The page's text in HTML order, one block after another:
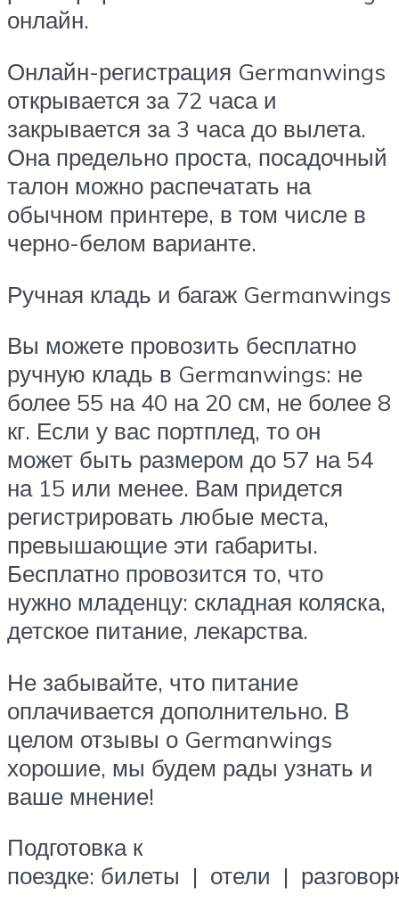
онлайн.
Онлайн-регистрация Germanwings
открывается за 72 часа и
закрывается за 3 часа до вылета.
Она предельно проста, посадочный
талон можно распечатать на
обычном принтере, в том числе в
черно-белом варианте.
Ручная кладь и багаж Germanwings
Вы можете провозить бесплатно
ручную кладь в Germanwings: не
более 55 на 40 на 20 см, не более 8
кг. Если у вас портплед, то он
может быть размером до 57 на 54
на 15 или менее. Вам придется
регистрировать любые места,
превышающие эти габариты.
Бесплатно провозится то, что
нужно младенцу: складная коляска,
детское питание, лекарства.
Не забывайте, что питание
оплачивается дополнительно. В
целом отзывы о Germanwings
хорошие, мы будем рады узнать и
ваше мнение!
Подготовка к
поездке: билеты | отели |